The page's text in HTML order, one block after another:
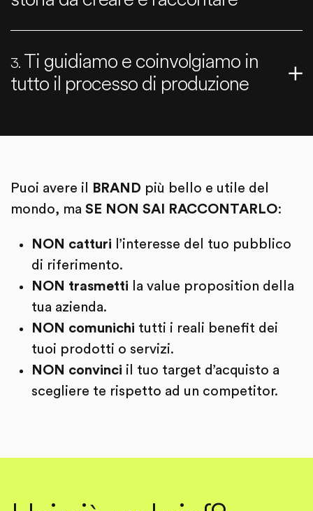
3. Ti guidiamo e coinvolgiamo in
tutto il processo di produzione
Puoi avere il BRAND più bello e utile del
mondo, ma SE NON SAI RACCONTARLO:
NON catturi l’interesse del tuo pubblico
di riferimento.
NON trasmetti la value proposition della
tua azienda.
NON comunichi tutti i reali benefit dei
tuoi prodotti o servizi.
NON convinci il tuo target d’acquisto a
scegliere te rispetto ad un competitor.